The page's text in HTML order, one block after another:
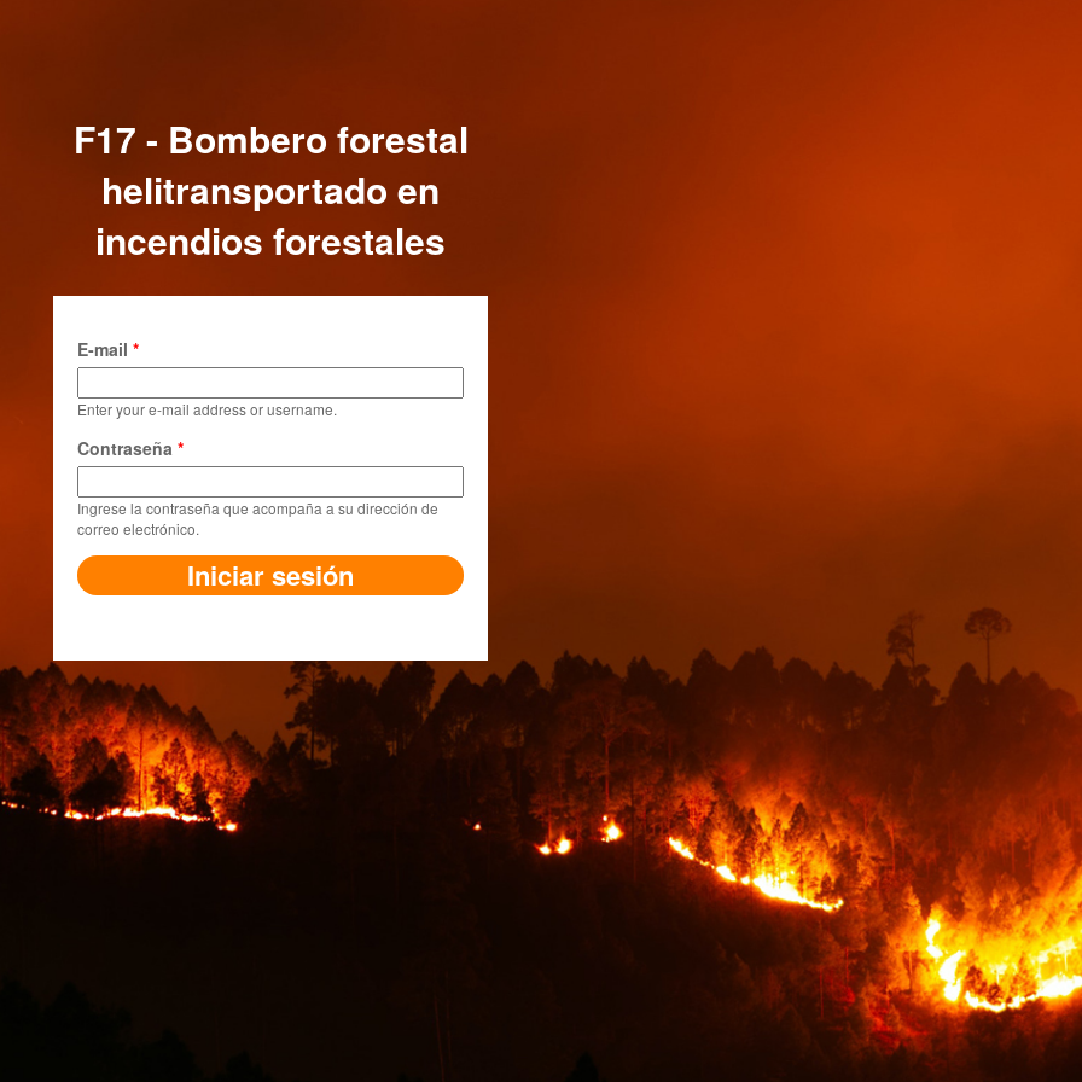
F17 - Bombero forestal
helitransportado en
incendios forestales
E-mail *
Enter your e-mail address or username.
Contraseña *
Ingrese la contraseña que acompaña a su dirección de
correo electrónico.